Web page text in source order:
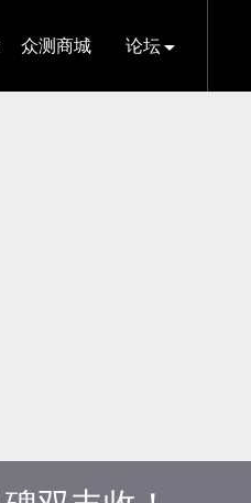
众测商城 论坛